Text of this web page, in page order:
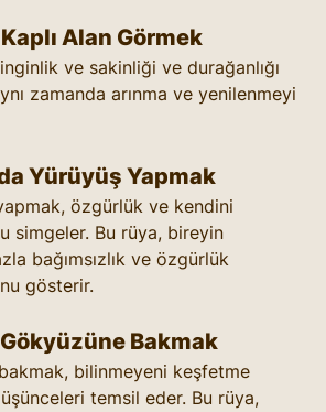
Alan Görmek
ve sakinliği ve durağanlığı
zamanda arınma ve yenilenmeyi
Yürüyüş Yapmak
özgürlük ve kendini
simgeler. Bu rüya, bireyin
bağımsızlık ve özgürlük
gösterir.
Bakmak
bilinmeyeni keşfetme
temsil eder. Bu rüya,